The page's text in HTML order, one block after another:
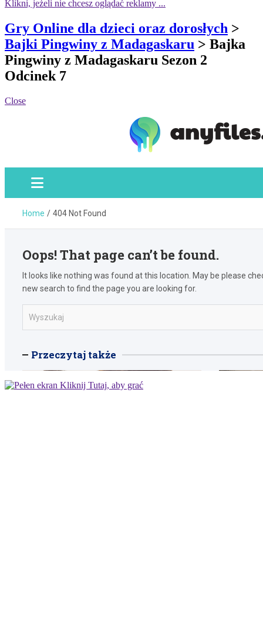
Klikni, jeżeli nie chcesz oglądać reklamy ...
Gry Online dla dzieci oraz dorosłych >
Bajki Pingwiny z Madagaskaru > Bajka
Pingwiny z Madagaskaru Sezon 2
Odcinek 7
Close
Kliknij Tutaj, aby grać